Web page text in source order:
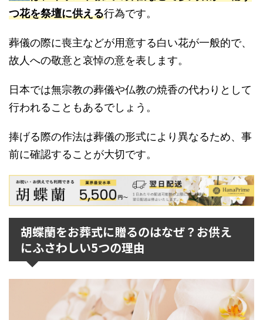
つ花を祭壇に供える行為です。
葬儀の際に喪主などが用意する白い花が一般的で、
故人への敬意と哀悼の意を表します。
日本では無宗教の葬儀や仏教の焼香の代わりとして
行われることもあるでしょう。
捧げる際の作法は葬儀の形式により異なるため、事
前に確認することが大切です。
胡蝶蘭をお葬式に贈るのはなぜ？お供え
にふさわしい5つの理由